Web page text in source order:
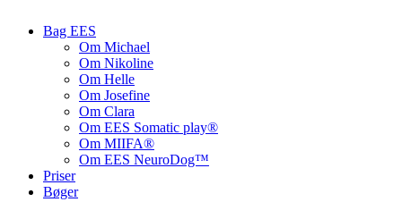
Bag EES
Om Michael
Om Nikoline
Om Helle
Om Josefine
Om Clara
Om EES Somatic play®
Om MIIFA®
Om EES NeuroDog™
Priser
Bøger